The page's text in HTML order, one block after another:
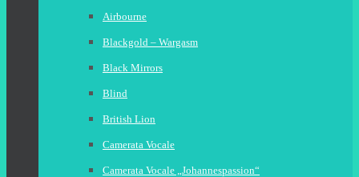
Airbourne
Blackgold – Wargasm
Black Mirrors
Blind
British Lion
Camerata Vocale
Camerata Vocale „Johannespassion“